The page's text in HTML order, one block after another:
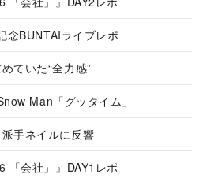
念BUNTAIライブレポ
ていた“全力感”
Man「グッタイム」
手ネイルに反響
「会社」』DAY1レポ